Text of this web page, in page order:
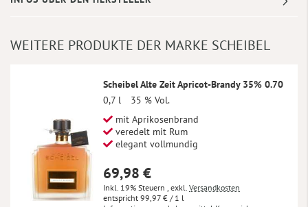
WEITERE PRODUKTE DER MARKE SCHEIBEL
Scheibel Alte Zeit Apricot-Brandy 35% 0.70
0,7 l
35 % Vol.
mit Aprikosenbrand
veredelt mit Rum
elegant vollmundig
69,98 €
Inkl. 19% Steuern , exkl. Versandkosten
99,97 € / 1 l